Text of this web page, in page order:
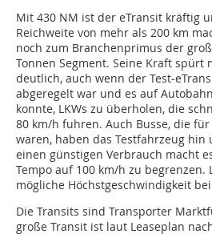
Mit 430 NM ist der eTransit kräftig
Reichweite von mehr als 200 km
noch zum Branchenprimus der
Tonnen Segment. Seine Kraft spürt
deutlich, auch wenn der Test-
abgeregelt war und es auf
konnte, LKWs zu überholen, die
80 km/h fuhren. Auch Busse, die
waren, haben das Testfahrzeug
einen günstigen Verbrauch macht
Tempo auf 100 km/h zu begrenzen.
mögliche Höchstgeschwindigkeit
Die Transits sind Transporter
große Transit ist laut Leaseplan